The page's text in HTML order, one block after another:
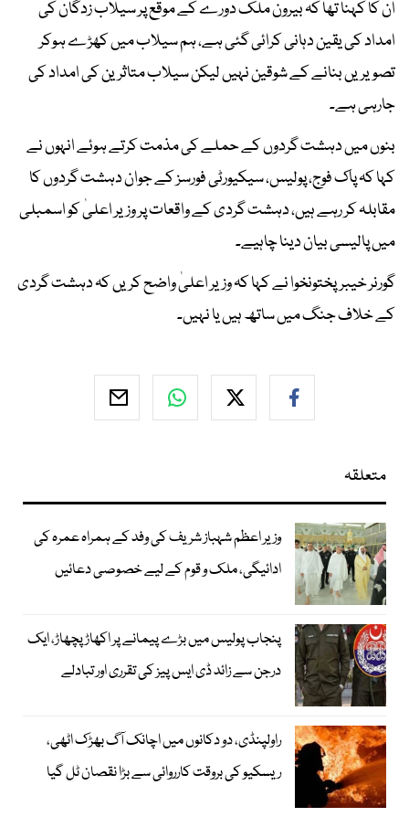
ان کا کہنا تھا کہ بیرون ملک دورے کے موقع پر سیلاب زدگان کی
امداد کی یقین دہانی کرائی گئی ہے، ہم سیلاب میں کھڑے ہوکر
تصویریں بنانے کے شوقین نہیں لیکن سیلاب متاثرین کی امداد کی
جارہی ہے۔
بنوں میں دہشت گردوں کے حملے کی مذمت کرتے ہوئے انہوں نے
کہا کہ پاک فوج، پولیس، سیکیورٹی فورسز کے جوان دہشت گردوں کا
مقابلہ کر رہے ہیں، دہشت گردی کے واقعات پر وزیر اعلیٰ کو اسمبلی
میں پالیسی بیان دینا چاہیے۔
گورنر خیبرپختونخوا نے کہا کہ وزیر اعلیٰ واضح کریں کہ دہشت گردی
کے خلاف جنگ میں ساتھ ہیں یا نہیں۔
متعلقہ
وزیر اعظم شہباز شریف کی وفد کے ہمراہ عمرہ کی
ادائیگی، ملک و قوم کے لیے خصوصی دعائیں
پنجاب پولیس میں بڑے پیمانے پر اکھاڑ پچھاڑ، ایک
درجن سے زائد ڈی ایس پیز کی تقرری اور تبادلے
راولپنڈی، دو دکانوں میں اچانک آگ بھڑک اٹھی،
ریسکیو کی بروقت کارروائی سے بڑا نقصان ٹل گیا